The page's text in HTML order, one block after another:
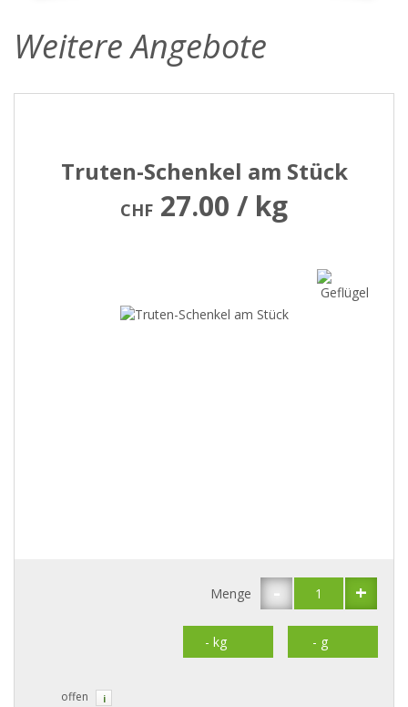
Weitere Angebote
Truten-Schenkel am Stück
CHF 27.00 / kg
- +
Menge
offen i